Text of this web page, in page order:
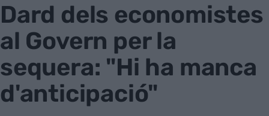
Dard dels economistes
al Govern per la
sequera: "Hi ha manca
d'anticipació"